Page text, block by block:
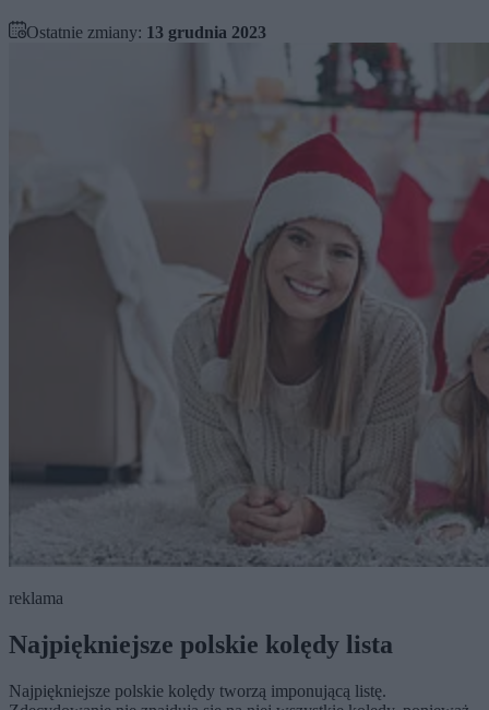
Ostatnie zmiany: 13 grudnia 2023
reklama
Najpiękniejsze polskie kolędy lista
Najpiękniejsze polskie kolędy tworzą imponującą listę.